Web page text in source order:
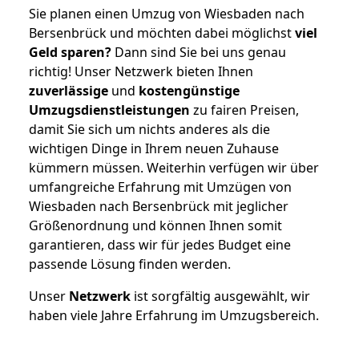
Sie planen einen Umzug von Wiesbaden nach
Bersenbrück und möchten dabei möglichstviel
Geld sparen? Dann sind Sie bei uns genau
richtig! Unser Netzwerk bieten Ihnen
zuverlässige und kostengünstige
Umzugsdienstleistungen zu fairen Preisen,
damit Sie sich um nichts anderes als die
wichtigen Dinge in Ihrem neuen Zuhause
kümmern müssen. Weiterhin verfügen wir über
umfangreiche Erfahrung mit Umzügen von
Wiesbaden nach Bersenbrück mit jeglicher
Größenordnung und können Ihnen somit
garantieren, dass wir für jedes Budget eine
passende Lösung finden werden.
Unser Netzwerk ist sorgfältig ausgewählt, wir
haben viele Jahre Erfahrung im Umzugsbereich.